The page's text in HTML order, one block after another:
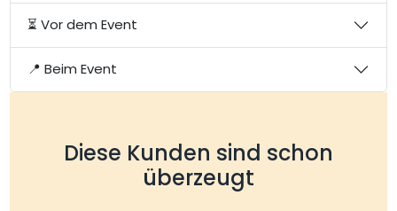
⏳ Vor dem Event
📍 Beim Event
Diese Kunden sind schon
überzeugt